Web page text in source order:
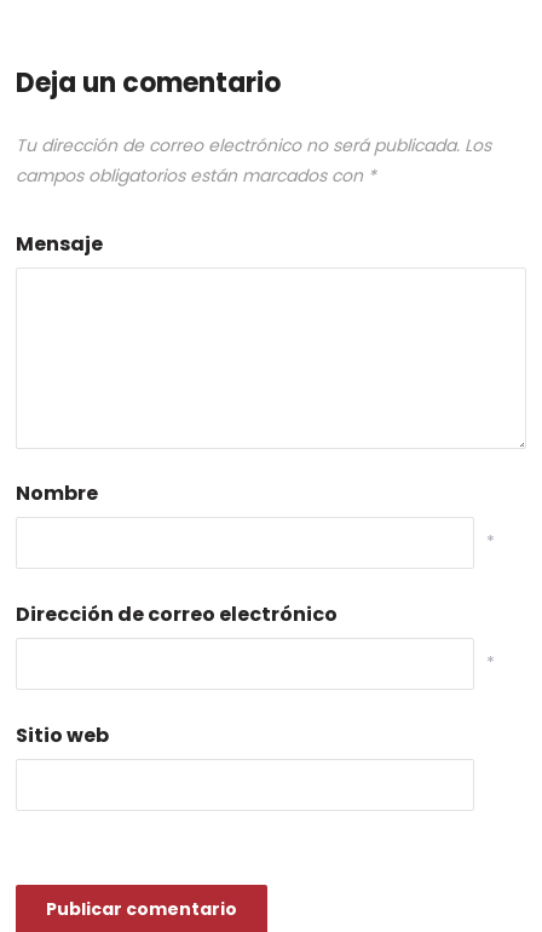
Deja un comentario
Tu dirección de correo electrónico no será publicada. Los
campos obligatorios están marcados con *
Mensaje
Nombre
*
Dirección de correo electrónico
*
Sitio web